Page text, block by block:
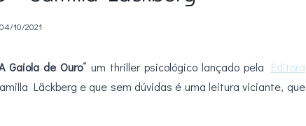
04/10/2021
Gaiola de Ouro” um thriller psicológico lançado pela Editora
Läckberg e que sem dúvidas é uma leitura viciante, que